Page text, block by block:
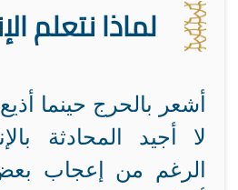
لماذا نتعلم
أشعر بالحرج حينما
لا أجيد المحادثة
الرغم من إعجاب